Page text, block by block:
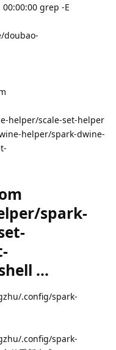
grep -E
doubao-
helper/scale-set-helper
helper/spark-dwine-
spark-
...
.config/spark-
.config/spark-